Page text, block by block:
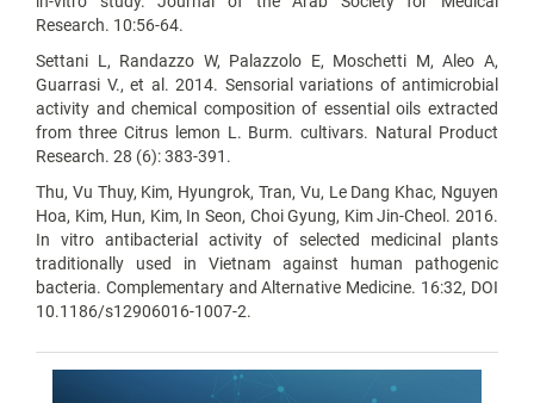
Research. 10:56-64.
Settani L, Randazzo W, Palazzolo E, Moschetti M, Aleo A,
Guarrasi V., et al. 2014. Sensorial variations of antimicrobial
activity and chemical composition of essential oils extracted
from three Citrus lemon L. Burm. cultivars. Natural Product
Research. 28 (6): 383-391.
Thu, Vu Thuy, Kim, Hyungrok, Tran, Vu, Le Dang Khac, Nguyen
Hoa, Kim, Hun, Kim, In Seon, Choi Gyung, Kim Jin-Cheol. 2016.
In vitro antibacterial activity of selected medicinal plants
traditionally used in Vietnam against human pathogenic
bacteria. Complementary and Alternative Medicine. 16:32, DOI
10.1186/s12906016-1007-2.